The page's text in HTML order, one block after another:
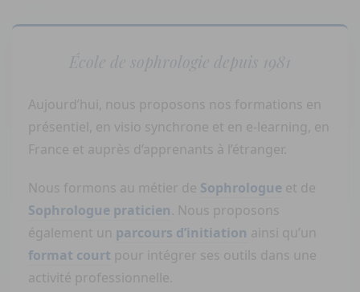
École de sophrologie depuis 1981
Aujourd’hui, nous proposons nos formations en
présentiel, en visio synchrone et en e-learning, en
France et auprès d’apprenants à l’étranger.
Nous formons au métier de Sophrologueet de
Sophrologue praticien. Nous proposons
également un parcours d’initiation ainsi qu’un
format court pour intégrer ses outils dans une
activité professionnelle.